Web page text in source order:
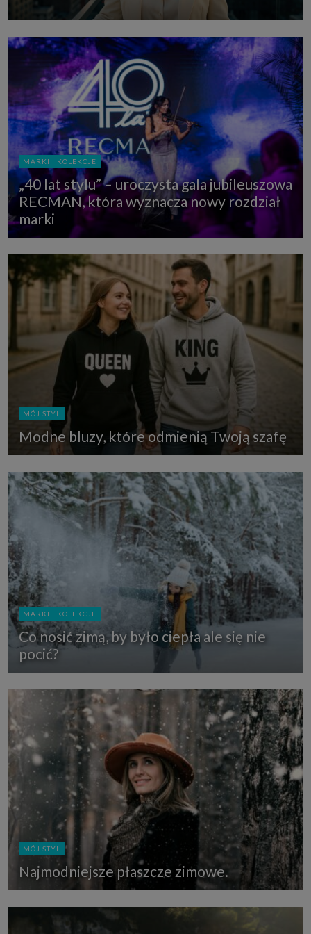
MARKI I KOLEKCJE
„40 lat stylu” – uroczysta gala jubileuszowa
RECMAN, która wyznacza nowy rozdział
marki
MÓJ STYL
Modne bluzy, które odmienią Twoją szafę
MARKI I KOLEKCJE
Co nosić zimą, by było ciepła ale się nie
pocić?
MÓJ STYL
Najmodniejsze płaszcze zimowe.